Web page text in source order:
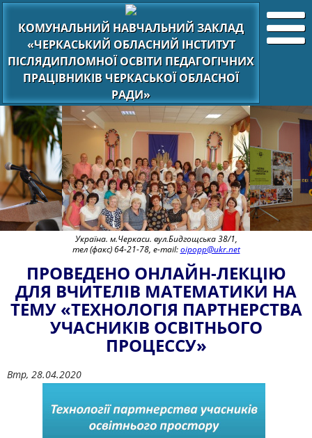
КОМУНАЛЬНИЙ НАВЧАЛЬНИЙ ЗАКЛАД
«ЧЕРКАСЬКИЙ ОБЛАСНИЙ ІНСТИТУТ
ПІСЛЯДИПЛОМНОЇ ОСВІТИ ПЕДАГОГІЧНИХ
ПРАЦІВНИКІВ ЧЕРКАСЬКОЇ ОБЛАСНОЇ
РАДИ»
Україна. м.Черкаси. вул.Бидгощська 38/1,
тел (факс) 64-21-78, e-mail:oipopp@ukr.net
ПРОВЕДЕНО ОНЛАЙН-ЛЕКЦІЮ
ДЛЯ ВЧИТЕЛІВ МАТЕМАТИКИ НА
ТЕМУ «ТЕХНОЛОГІЯ ПАРТНЕРСТВА
УЧАСНИКІВ ОСВІТНЬОГО
ПРОЦЕССУ»
Втр, 28.04.2020